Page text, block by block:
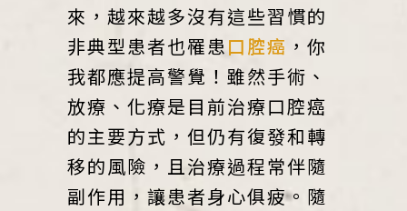
來，越來越多沒有這些習慣的
非典型患者也罹患口腔癌 ，你
我都應提高警覺！雖然手術、
放療、化療是目前治療口腔癌
的主要方式，但仍有復發和轉
移的風險，且治療過程常伴隨
副作用，讓患者身心俱疲。隨